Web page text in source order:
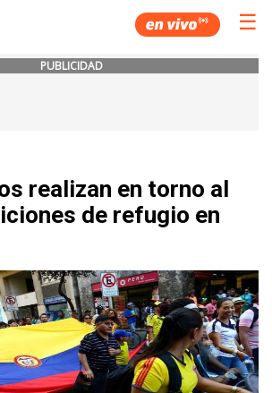
☰
PUBLICIDAD
realizan en torno al
de refugio en